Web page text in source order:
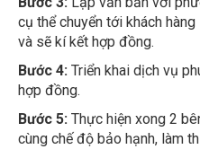
và sẽ kí kết hợp đồng.
Bước 4:Triển khai dịch vụ
Bước 5:Thực hiện xong 2